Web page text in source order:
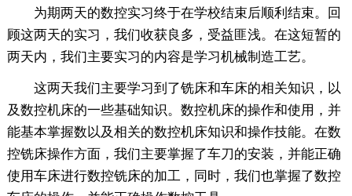
为期两天的数控实习终于在学校结束后顺利结束。回
顾这两天的实习，我们收获良多，受益匪浅。在这短暂的
两天内，我们主要实习的内容是学习机械制造工艺。
这两天我们主要学习到了铣床和车床的相关知识，以
及数控机床的一些基础知识。数控机床的操作和使用，并
能基本掌握数以及相关的数控机床知识和操作技能。在数
控铣床操作方面，我们主要掌握了车刀的安装，并能正确
使用车床进行数控铣床的加工，同时，我们也掌握了数控